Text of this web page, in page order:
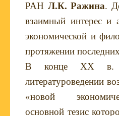
РАН Л.К. Ражина.
взаимный интерес и
экономической и
протяжении
В конце XX в. в
литературоведении
«новой
основной тезис